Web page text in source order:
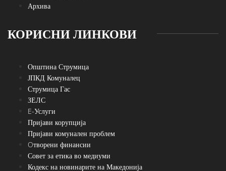
Архива
КОРИСНИ ЛИНКОВИ
Општина Струмица
ЈПКД Комуналец
Струмица Гас
ЗЕЛС
E-Услуги
Пријави корупција
Пријави комунален проблем
Oтворени финансии
Совет за етика во медиуми
Кодекс на новинарите на Македонија